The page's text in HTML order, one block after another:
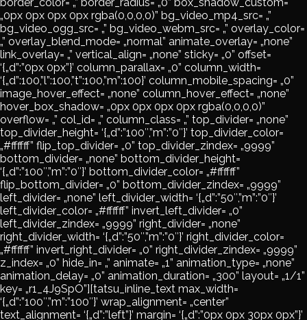
„0px 0px 0px 0px rgba(0,0,0,0)” bg_video_mp4_src= „”
bg_video_ogg_src= „” bg_video_webm_src= „” overlay_color=
„” overlay_blend_mode= „normal” animate_overlay= „none”
link_overlay= „” vertical_align= „none” sticky= „0” offset=
‘{„d”:”0px 0px”}’ column_parallax= „0” column_width=
‘{„d”:100,”l”:100,”t”:100,”m”:100}’ column_mobile_spacing= „0”
image_hover_effect= „none” column_hover_effect= „none”
hover_box_shadow= „0px 0px 0px 0px rgba(0,0,0,0)”
overflow= „” col_id= „” column_class= „” top_divider= „none”
top_divider_height= ‘{„d”:”100″,”m”:”0″}’ top_divider_color=
„#ffffff” flip_top_divider= „0” top_divider_zindex= „9999”
bottom_divider= „none” bottom_divider_height=
‘{„d”:”100″,”m”:”0″}’ bottom_divider_color= „#ffffff”
flip_bottom_divider= „0” bottom_divider_zindex= „9999”
left_divider= „none” left_divider_width= ‘{„d”:”50″,”m”:”0″}’
left_divider_color= „#ffffff” invert_left_divider= „0”
left_divider_zindex= „9999” right_divider= „none”
right_divider_width= ‘{„d”:”50″,”m”:”0″}’ right_divider_color=
„#ffffff” invert_right_divider= „0” right_divider_zindex= „9999”
z_index= „0” hide_in= „” animate= „1” animation_type= „none”
animation_delay= „0” animation_duration= „300” layout= „1/1”
key= „r1_4J9SpO”][tatsu_inline_text max_width=
‘{„d”:”100″,”m”:”100″}’ wrap_alignment= „center”
text_alignment= ‘{„d”:”left”}’ margin= ‘{„d”:”0px 0px 30px 0px”}’